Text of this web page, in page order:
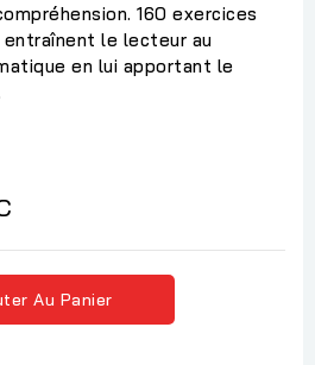
160 exercices
le lecteur au
en lui apportant le
Au Panier